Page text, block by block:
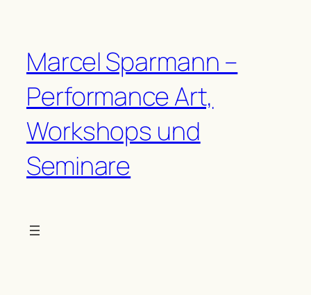
Marcel Sparmann –
Performance Art,
Workshops und
Seminare